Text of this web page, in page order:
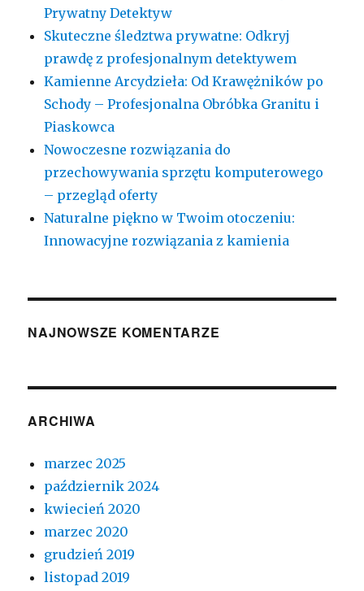
Prywatny Detektyw
Skuteczne śledztwa prywatne: Odkryj
prawdę z profesjonalnym detektywem
Kamienne Arcydzieła: Od Krawężników po
Schody – Profesjonalna Obróbka Granitu i
Piaskowca
Nowoczesne rozwiązania do
przechowywania sprzętu komputerowego
– przegląd oferty
Naturalne piękno w Twoim otoczeniu:
Innowacyjne rozwiązania z kamienia
NAJNOWSZE KOMENTARZE
ARCHIWA
marzec 2025
październik 2024
kwiecień 2020
marzec 2020
grudzień 2019
listopad 2019